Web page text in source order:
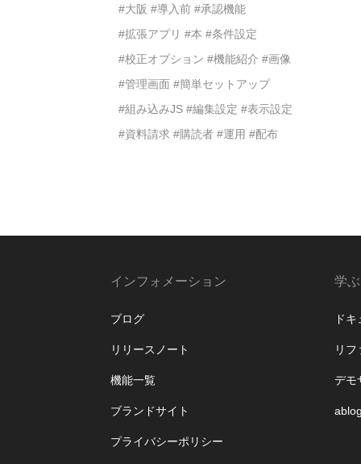
#大阪 #導入前 #承認機能
#拡張アプリ #本 #条件設定
#校正オプション #機能紹介 #画像
#管理画面 #簡単セットアップ
#組み込みJS #編集設定 #表示設定
#資料請求 #購読者 #運用 #配布
インフォメーション
ブログ
リリースノート
機能一覧
ブランドサイト
プライバシーポリシー
学ぶ
ド
リフ
デモ